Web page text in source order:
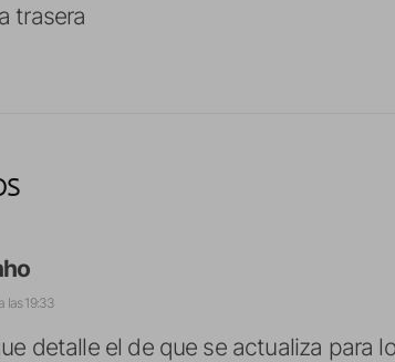
trasera
las 19:33
detalle el de que se actualiza para